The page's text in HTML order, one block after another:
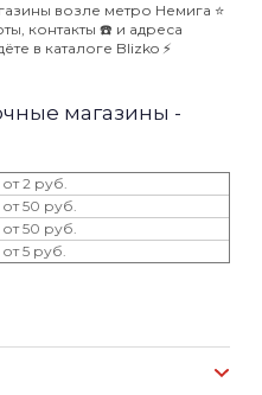
возле метро Немига ⭐️
контакты ☎️ и адреса
в каталоге Blizko ⚡️
магазины -
от 2 руб.
от 50 руб.
от 50 руб.
от 5 руб.